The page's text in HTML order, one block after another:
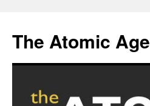
content
The Atomic Age